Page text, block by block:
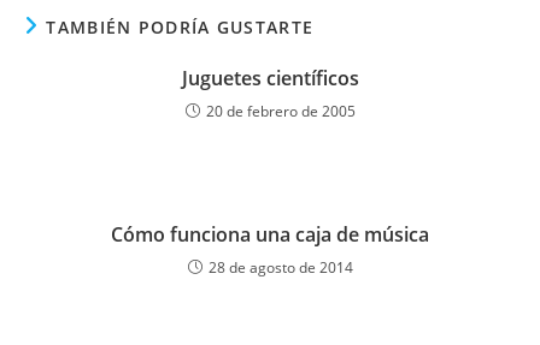
TAMBIÉN PODRÍA GUSTARTE
Juguetes científicos
20 de febrero de 2005
Cómo funciona una caja de música
28 de agosto de 2014